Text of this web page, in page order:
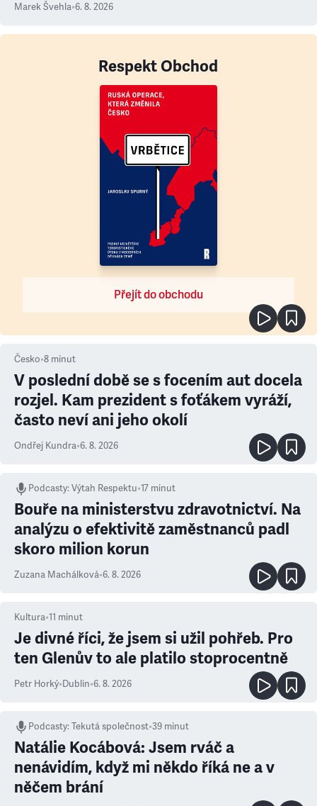
Marek Švehla•6. 8. 2026
Respekt Obchod
Přejít do obchodu
Česko•8 minut
V poslední době se s focením aut docela
rozjel. Kam prezident s foťákem vyráží,
často neví ani jeho okolí
Ondřej Kundra•6. 8. 2026
Podcasty:Výtah Respektu•17 minut
Bouře na ministerstvu zdravotnictví. Na
analýzu o efektivitě zaměstnanců padl
skoro milion korun
Zuzana Machálková•6. 8. 2026
Kultura•11 minut
Je divné říci, že jsem si užil pohřeb. Pro
ten Glenův to ale platilo stoprocentně
Petr Horký•Dublin•6. 8. 2026
Podcasty:Tekutá společnost•39 minut
Natálie Kocábová: Jsem rváč a
nenávidím, když mi někdo říká ne a v
něčem brání